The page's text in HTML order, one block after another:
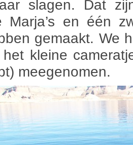
slagen. Dat
Marja’s en één
gemaakt. We
kleine
meegenomen.